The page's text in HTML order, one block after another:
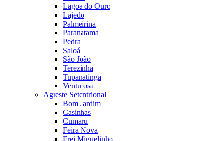
Lagoa do Ouro
Lajedo
Palmeirina
Paranatama
Pedra
Saloá
São João
Terezinha
Tupanatinga
Venturosa
Agreste Setentrional
Bom Jardim
Casinhas
Cumaru
Feira Nova
Frei Miguelinho